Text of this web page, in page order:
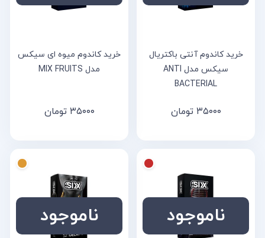
خرید کاندوم آنتی باکتریال
سیکس مدل ANTI
BACTERIAL
۳۵۰۰۰ تومان
خرید کاندوم میوه ای سیکس
مدل MIX FRUITS
۳۵۰۰۰ تومان
ناموجود ناموجود